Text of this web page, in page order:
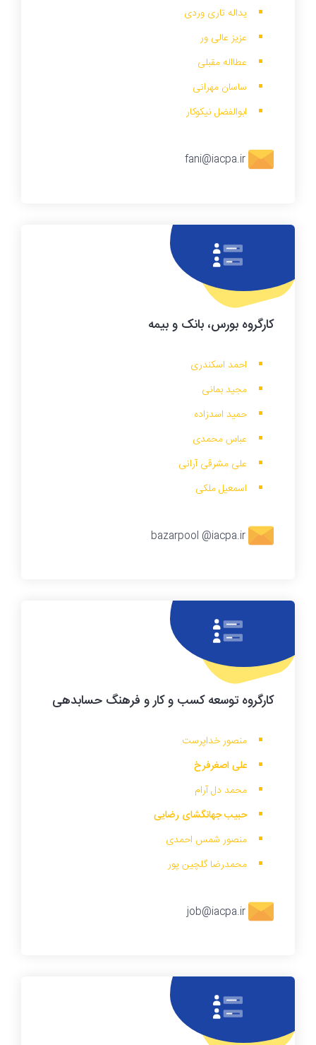
یداله تاری وردی
عزیز عالی ور
عطااله مقبلی
ساسان مهرانی
ابوالفضل نیکوکار
fani@iacpa.ir
کارگروه بورس، بانک و بیمه
احمد اسکندری
مجید بمانی
حمید اسدزاده
عباس محمدی
علی مشرقی آرانی
اسمعیل ملکی
bazarpool @iacpa.ir
کارگروهتوسعه کسب و کار و فرهنگ حسابدهی
منصور خداپرست
علی اصغرفرخ
محمد دل آرام
حبیب جهانگشای رضایی
منصور شمس احمدی
محمدرضا گلچین پور
job@iacpa.ir